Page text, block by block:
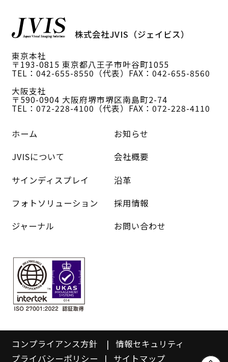
株式会社JVIS（ジェイビス）
東京本社
〒193-0815 東京都八王子市叶谷町1055
TEL：042-655-8550（代表） FAX：042-655-8560
大阪支社
〒590-0904 大阪府堺市堺区南島町2-74
TEL：072-228-4100（代表） FAX：072-228-4110
ホーム
お知らせ
JVISについて
会社概要
サインディスプレイ
沿革
フォトソリューション
採用情報
ジャーナル
お問い合わせ
コンプライアンス方針
情報セキュリティ
プライバシーポリシー
サイトマップ